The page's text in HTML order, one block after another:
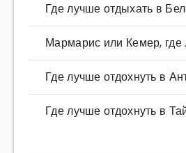
Где лучше отдыхать в
Мармарис или Кемер, где
Где лучше отдохнуть в
Где лучше отдохнуть в